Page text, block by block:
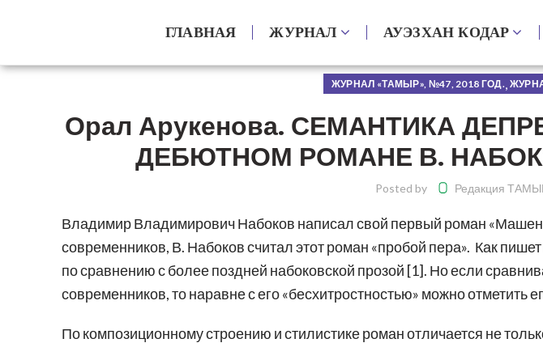
ГЛАВНАЯ ЖУРНАЛ АУЭЗХАН КОДАР
ЖУРНАЛ «ТАМЫР», №47, 2018 ГОД.,
Орал Арукенова. СЕМАНТИКА
ДЕБЮТНОМ РОМАНЕ В.
Posted by Редакция
Владимир Владимирович Набоков написал свой первый роман
современников, В. Набоков считал этот роман «пробой пера». Как
по сравнению с более поздней набоковской прозой [1]. Но если
современников, то наравне с его «бесхитростностью» можно отметить
По композиционному строению и стилистике роман отличается не